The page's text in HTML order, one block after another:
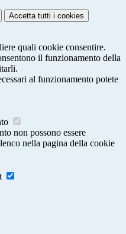
Accetta tutti i cookies
quali cookie consentire.
il funzionamento della
al funzionamento potete
non possono essere
nella pagina della cookie